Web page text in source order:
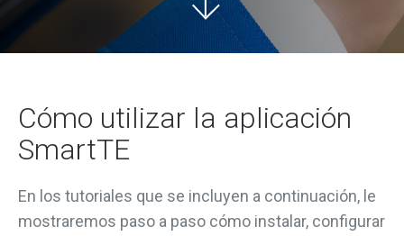
Cómo utilizar la aplicación
SmartTE
En los tutoriales que se incluyen a continuación, le
mostraremos paso a paso cómo instalar, configurar